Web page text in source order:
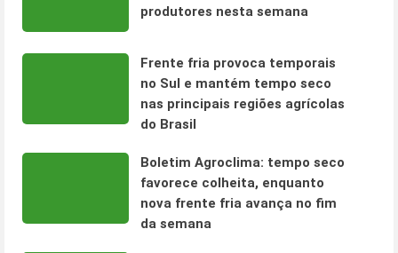
produtores nesta semana
Frente fria provoca temporais
no Sul e mantém tempo seco
nas principais regiões agrícolas
do Brasil
Boletim Agroclima: tempo seco
favorece colheita, enquanto
nova frente fria avança no fim
da semana